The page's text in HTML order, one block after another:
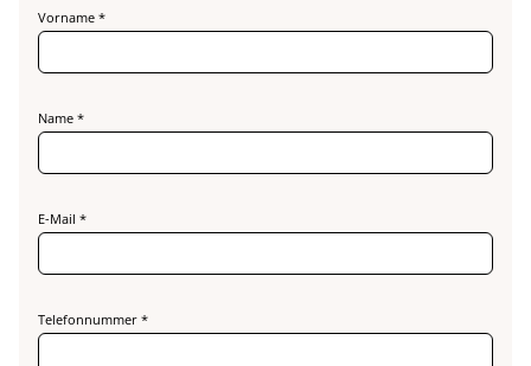
Vorname *
Name *
E-Mail *
Telefonnummer *